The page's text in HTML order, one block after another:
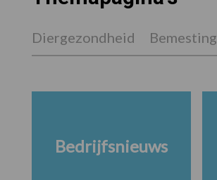
Diergezondheid Bemesting
Bedrijfsnieuws